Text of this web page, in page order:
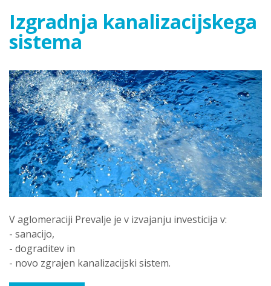
Izgradnja kanalizacijskega
sistema
V aglomeraciji Prevalje je v izvajanju investicija v:
- sanacijo,
- dograditev in
- novo zgrajen kanalizacijski sistem.